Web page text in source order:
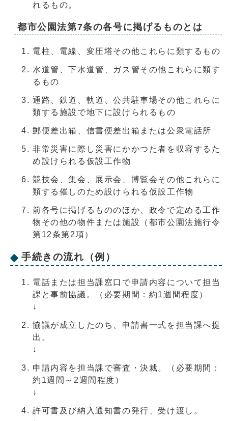
れるもの。
都市公園法第7条の各号に掲げるものとは
電柱、電線、変圧塔その他これらに類するもの
水道管、下水道管、ガス管その他これらに類す
るもの
通路、鉄道、軌道、公共駐車場その他これらに
類する施設で地下に設けられるもの
郵便差出箱、信書便差出箱または公衆電話所
非常災害に際し災害にかかつた者を収容するた
め設けられる仮設工作物
競技会、集会、展示会、博覧会その他これらに
類する催しのため設けられる仮設工作物
前各号に掲げるもののほか、政令で定める工作
物その他の物件または施設（都市公園法施行令
第12条第2項）
手続きの流れ（例）
電話または担当課窓口で申請内容について担当
課と事前協議。（必要期間：約1週間程度）
↓
協議が成立したのち、申請書一式を担当課へ提
出。
↓
申請内容を担当課で審査・決裁。（必要期間：
約1週間～2週間程度）
↓
許可書及び納入通知書の発行、受け渡し。